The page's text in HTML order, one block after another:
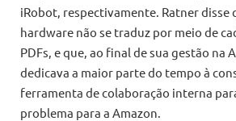
iRobot, respectivamente. Ratner disse
hardware não se traduz por meio de
PDFs, e que, ao final de sua gestão na
dedicava a maior parte do tempo à
ferramenta de colaboração interna
problema para a Amazon.